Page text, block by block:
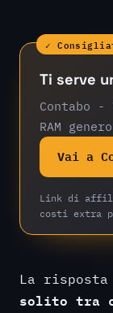
✓
Ti serve
Contabo -
RAM
Vai a
Link di
costi extra
La risposta
solito tra